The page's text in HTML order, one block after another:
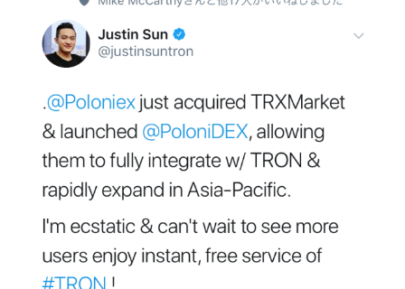
トロン創始者のジャスティンサン氏の公式ツイッターよ
り分散型取引所としてpolonidexを開始する事が発表され